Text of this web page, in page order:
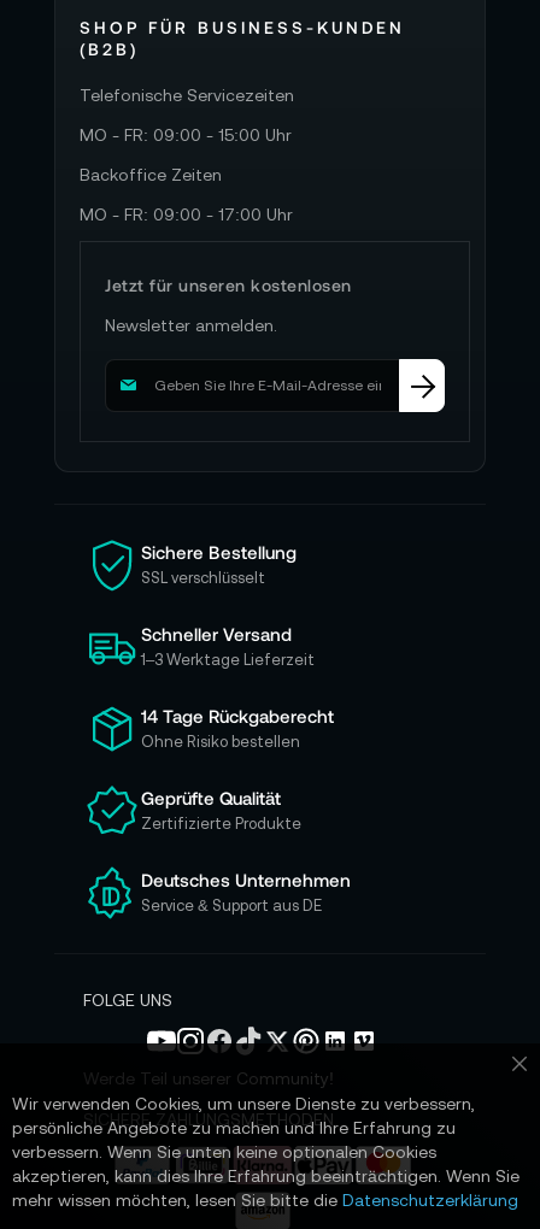
SHOP FÜR BUSINESS-KUNDEN
(B2B)
Telefonische Servicezeiten
MO - FR: 09:00 - 15:00 Uhr
Backoffice Zeiten
MO - FR: 09:00 - 17:00 Uhr
Jetzt für unseren kostenlosen
Newsletter anmelden.
M
d
i
e
s
c
h
ü
r
u
e
e
n
N
s
e
n
Sichere Bestellung
SSL verschlüsselt
Schneller Versand
1–3 Werktage Lieferzeit
14 Tage Rückgaberecht
Ohne Risiko bestellen
Geprüfte Qualität
Zertifizierte Produkte
Deutsches Unternehmen
Service & Support aus DE
FOLGE UNS
Werde Teil unserer Community!
SICHERE ZAHLUNGSMETHODEN
Wir verwenden Cookies, um unsere Dienste zu verbessern,
persönliche Angebote zu machen und Ihre Erfahrung zu
verbessern. Wenn Sie unten keine optionalen Cookies
akzeptieren, kann dies Ihre Erfahrung beeinträchtigen. Wenn Sie
mehr wissen möchten, lesen Sie bitte die Datenschutzerklärung